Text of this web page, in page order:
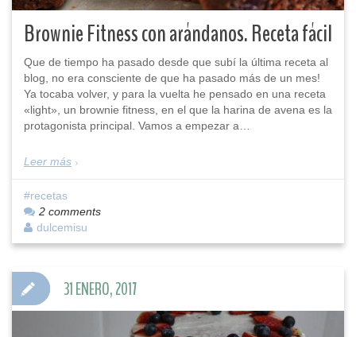
Brownie Fitness con arándanos. Receta fácil
Que de tiempo ha pasado desde que subí la última receta al
blog, no era consciente de que ha pasado más de un mes!
Ya tocaba volver, y para la vuelta he pensado en una receta
«light», un brownie fitness, en el que la harina de avena es la
protagonista principal. Vamos a empezar a…
Leer más
recetas
2 comments
dulcemisu
31 ENERO, 2017